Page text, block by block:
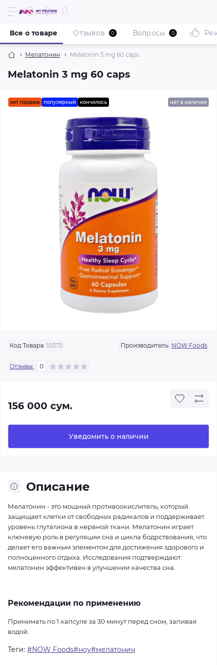
Мелатонин Melatonin 3 mg 60 caps
Melatonin 3 mg 60 caps
Все о товаре Отзывов 0 Вопросы 0
хит продаж популярный кончилось нет в наличии
Код Товара: 10375 Производитель: NOW Foods
Отзывы: 0
156 000 сум.
Уведомить о наличии
Описание
Мелатонин - это мощный противоокислитель, который
защищает клетки от свободных радикалов и поддерживает
уровень глутатиона в нервной ткани. Мелатонин играет
ключевую роль в регуляции сна и цикла бодрствования, что
делает его важным элементом для достижения здорового и
полноценного отдыха. Исследования подтверждают:
мелатонин эффективен в улучшении качества сна.
Рекомендации по применению
Принимать по 1 капсуле за 30 минут перед сном, запивая
водой.
Теги: #NOW Foods#ноу#мелатонин